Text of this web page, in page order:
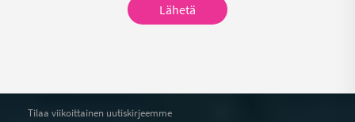
Lähetä
Tilaa viikoittainen uutiskirjeemme